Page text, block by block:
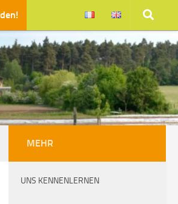
MEHR
UNS KENNENLERNEN